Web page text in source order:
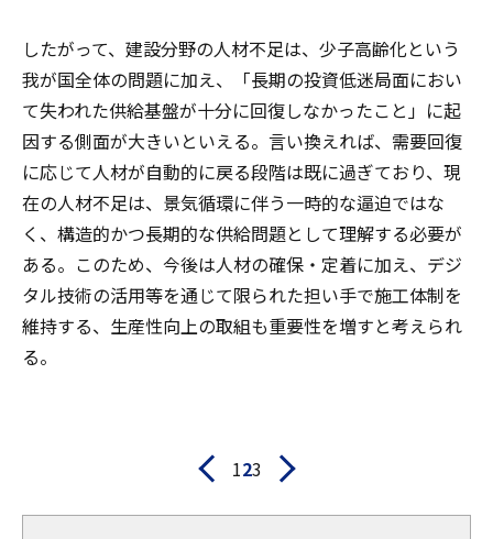
したがって、建設分野の人材不足は、少子高齢化という
我が国全体の問題に加え、「長期の投資低迷局面におい
て失われた供給基盤が十分に回復しなかったこと」に起
因する側面が大きいといえる。言い換えれば、需要回復
に応じて人材が自動的に戻る段階は既に過ぎており、現
在の人材不足は、景気循環に伴う一時的な逼迫ではな
く、構造的かつ長期的な供給問題として理解する必要が
ある。このため、今後は人材の確保・定着に加え、デジ
タル技術の活用等を通じて限られた担い手で施工体制を
維持する、生産性向上の取組も重要性を増すと考えられ
る。
123